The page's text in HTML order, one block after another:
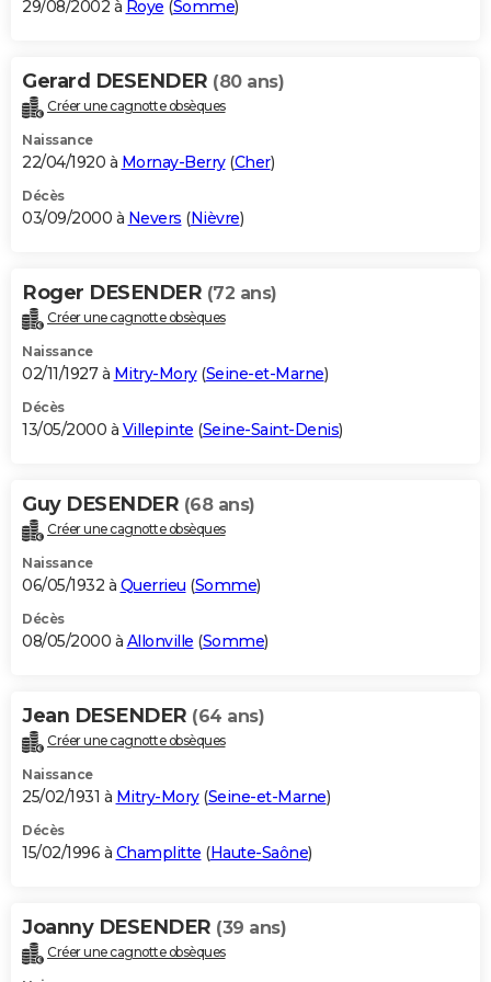
29/08/2002 à Roye (Somme)
Gerard DESENDER (80 ans)
Créer une cagnotte obsèques
Naissance
22/04/1920 à Mornay-Berry(Cher)
Décès
03/09/2000 à Nevers (Nièvre)
Roger DESENDER (72 ans)
Créer une cagnotte obsèques
Naissance
02/11/1927 à Mitry-Mory(Seine-et-Marne)
Décès
13/05/2000 à Villepinte (Seine-Saint-Denis)
Guy DESENDER (68 ans)
Créer une cagnotte obsèques
Naissance
06/05/1932 à Querrieu (Somme)
Décès
08/05/2000 à Allonville (Somme)
Jean DESENDER (64 ans)
Créer une cagnotte obsèques
Naissance
25/02/1931 à Mitry-Mory(Seine-et-Marne)
Décès
15/02/1996 à Champlitte (Haute-Saône)
Joanny DESENDER (39 ans)
Créer une cagnotte obsèques